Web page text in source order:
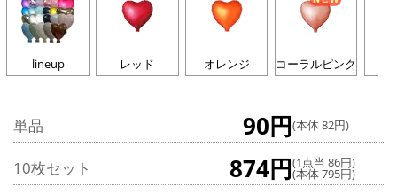
lineup レッド オレンジ コーラルピンク
単品 90円(本体 82円)
10枚セット 874円(1点当 86円)
(本体 795円)